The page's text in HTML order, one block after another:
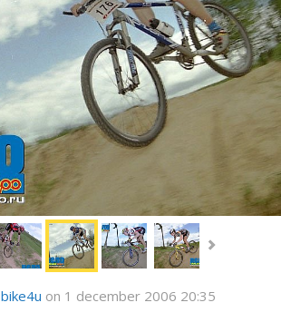
bike4u on 1 december 2006 20:35